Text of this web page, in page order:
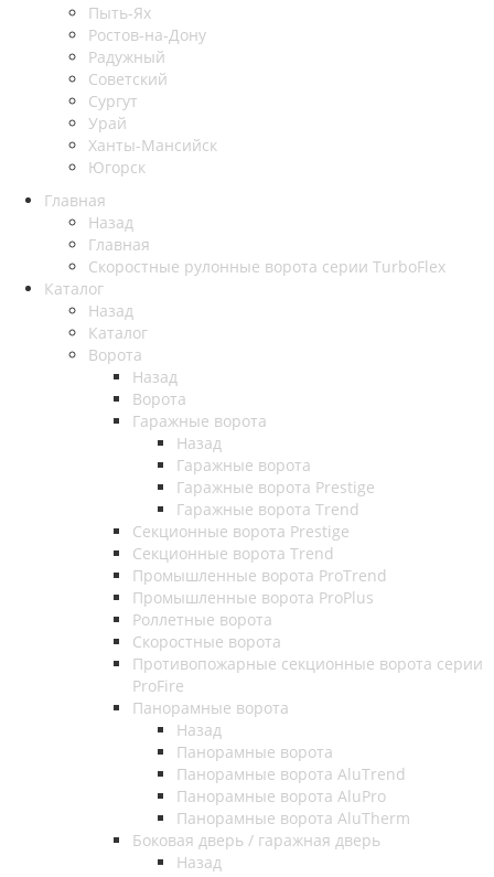
Пыть-Ях
Рoстов-на-Дону
Радужный
Советский
Сургут
Урай
Ханты-Мансийск
Югорск
Главная
Назад
Главная
Скоростные рулонные ворота серии TurboFlex
Каталог
Назад
Каталог
Ворота
Назад
Ворота
Гаражные ворота
Назад
Гаражные ворота
Гаражные ворота Prestige
Гаражные ворота Trend
Секционные ворота Prestige
Секционные ворота Trend
Промышленные ворота ProTrend
Промышленные ворота ProPlus
Роллетные ворота
Скоростные ворота
Противопожарные секционные ворота серии
ProFire
Панорамные ворота
Назад
Панорамные ворота
Панорамные ворота AluTrend
Панорамные ворота AluPro
Панорамные ворота AluTherm
Боковая дверь / гаражная дверь
Назад